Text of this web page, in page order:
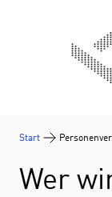
Start
Wer